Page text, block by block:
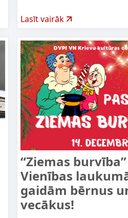
Lasīt vairāk
“Ziemas burvība”
Vienības
gaidām bērnus
vecākus!